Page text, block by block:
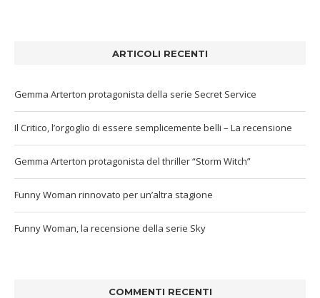
ARTICOLI RECENTI
Gemma Arterton protagonista della serie Secret Service
Il Critico, l’orgoglio di essere semplicemente belli – La recensione
Gemma Arterton protagonista del thriller “Storm Witch”
Funny Woman rinnovato per un’altra stagione
Funny Woman, la recensione della serie Sky
COMMENTI RECENTI